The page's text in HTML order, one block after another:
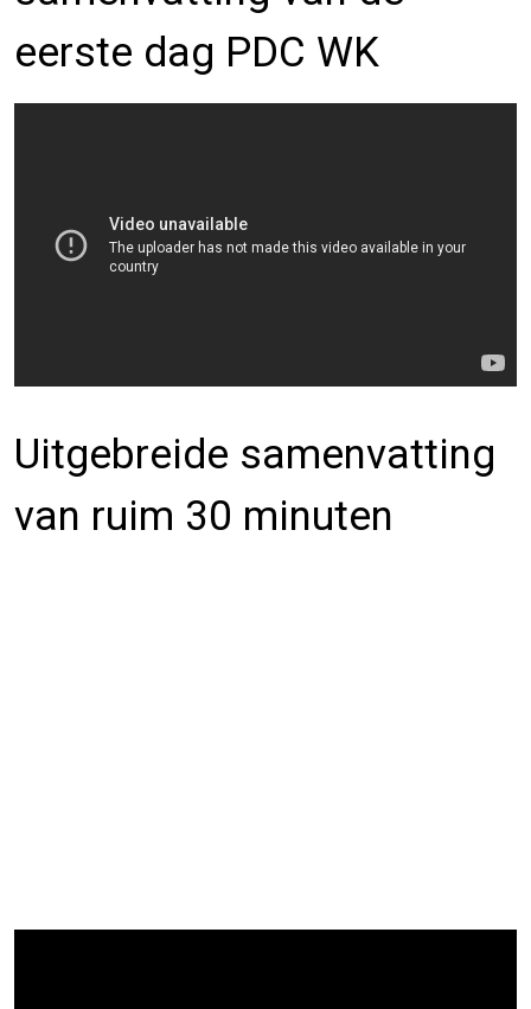
eerste dag PDC WK
Uitgebreide samenvatting
van ruim 30 minuten